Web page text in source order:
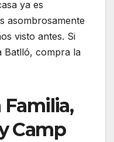
ya es
asombrosamente
visto antes. Si
Batlló, compra la
Familia,
Camp